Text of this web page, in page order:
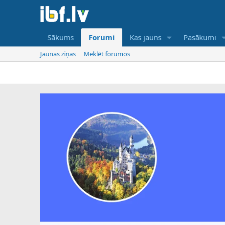
Sākums Forumi Kas jauns Pasākumi
Jaunas ziņas Meklēt forumos